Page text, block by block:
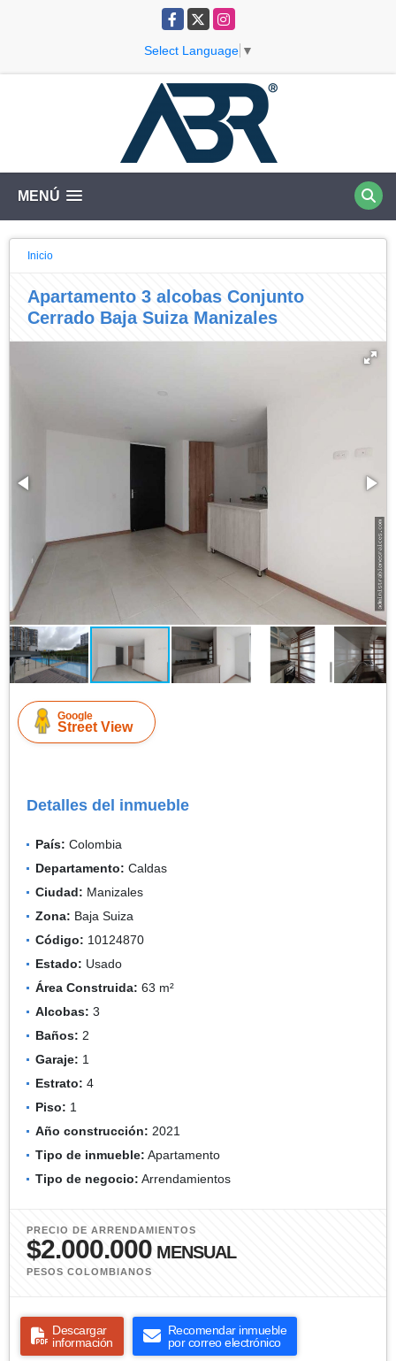
Facebook
X Instagram
Select Language ▼
MENÚ
Inicio
Apartamento 3 alcobas Conjunto
Cerrado Baja Suiza Manizales
Google
Street View
Detalles del inmueble
País: Colombia
Departamento: Caldas
Ciudad: Manizales
Zona: Baja Suiza
Código: 10124870
Estado: Usado
Área Construida: 63 m²
Alcobas: 3
Baños: 2
Garaje: 1
Estrato: 4
Piso: 1
Año construcción: 2021
Tipo de inmueble: Apartamento
Tipo de negocio: Arrendamientos
PRECIO DE ARRENDAMIENTOS
$2.000.000 MENSUAL
PESOS COLOMBIANOS
Descargar
información
Recomendar inmueble
por correo electrónico